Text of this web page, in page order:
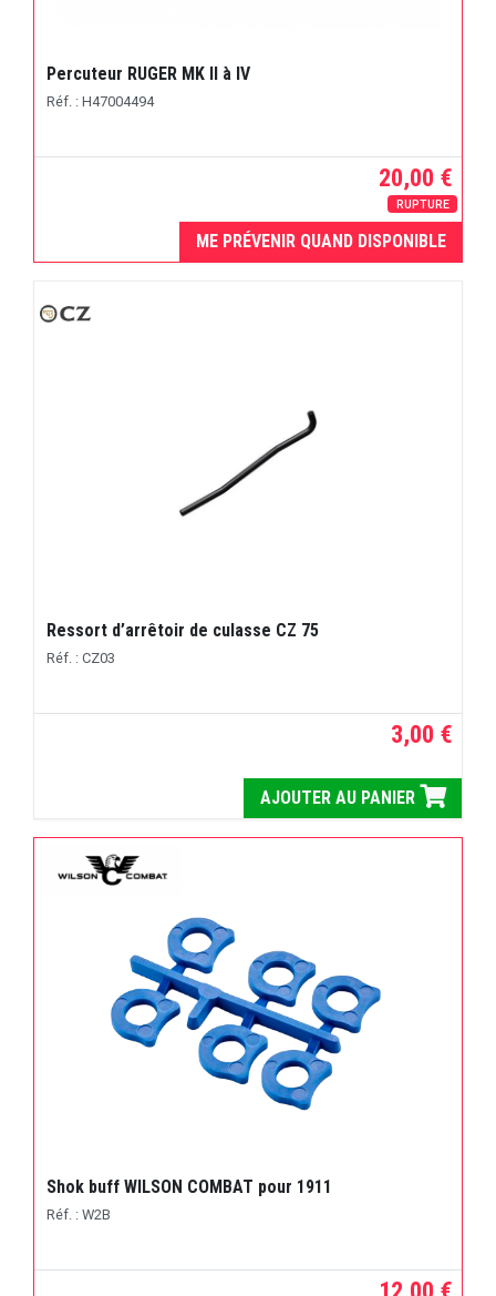
Percuteur RUGER MK II à IV
Réf. : H47004494
20,00 €
RUPTURE
ME PRÉVENIR QUAND DISPONIBLE
Ressort d’arrêtoir de culasse CZ 75
Réf. : CZ03
3,00 €
AJOUTER AU PANIER
Shok buff WILSON COMBAT pour 1911
Réf. : W2B